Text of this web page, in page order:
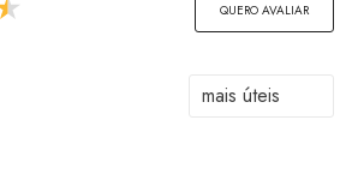
QUERO AVALIAR